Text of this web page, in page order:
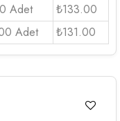
Adet
₺133.00
Adet
₺131.00